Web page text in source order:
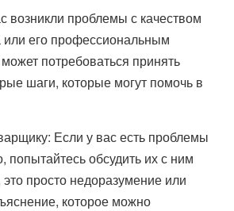
возникли проблемы с качеством
его профессиональным
потребоваться принять
шаги, которые могут помочь в
Если у вас есть проблемы
попытайтесь обсудить их с ним
просто недоразумение или
которое можно